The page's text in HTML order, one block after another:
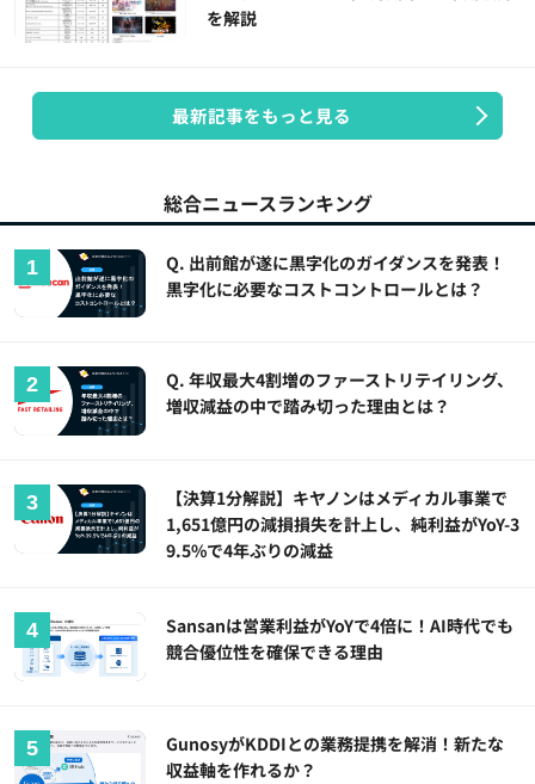
を解説
最新記事をもっと見る
総合ニュースランキング
Q. 出前館が遂に黒字化のガイダンスを発表！
黒字化に必要なコストコントロールとは？
Q. 年収最大4割増のファーストリテイリング、
増収減益の中で踏み切った理由とは？
【決算1分解説】キヤノンはメディカル事業で
1,651億円の減損損失を計上し、純利益がYoY-3
9.5%で4年ぶりの減益
Sansanは営業利益がYoYで4倍に！AI時代でも
競合優位性を確保できる理由
GunosyがKDDIとの業務提携を解消！新たな
収益軸を作れるか？